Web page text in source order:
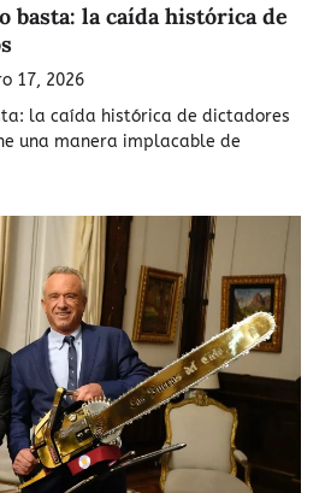
basta: la caída histórica de
17, 2026
la caída histórica de dictadores
una manera implacable de